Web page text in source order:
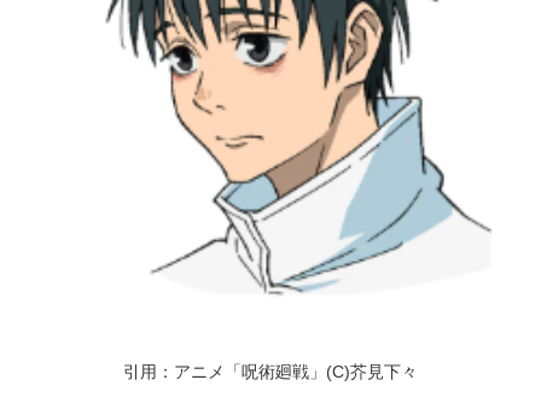
引用：アニメ「呪術廻戦」(C)芥見下々